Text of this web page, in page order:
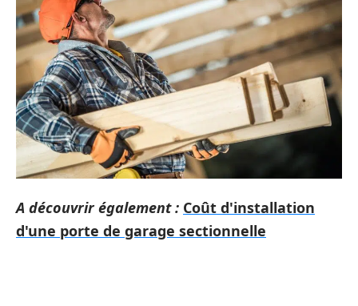
A découvrir également : Coût d'installation
d'une porte de garage sectionnelle